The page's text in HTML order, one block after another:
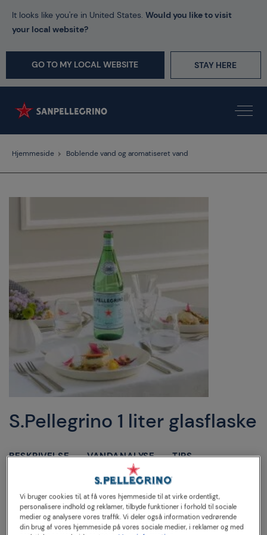
It looks like you're in United States. Would you like to visit
your local website?
GO TO MY LOCAL WEBSITE STAY HERE
Hjemmeside Boblende vand og aromatiseret vand
S.Pellegrino 1 liter glasflaske
BESKRIVELSE VANDANALYSE TIPS
1 liter glasflaske: den perfekte størrelse til at dele ved
bordet med et lækkert måltid.
Vi bruger cookies til, at få vores hjemmeside til at virke ordentligt,
personalisere indhold og reklamer, tilbyde funktioner i forhold til sociale
medier og analysere vores traffik. Vi deler også information vedrørende
din brug af vores hjemmeside på vores sociale medier, i reklamer og med